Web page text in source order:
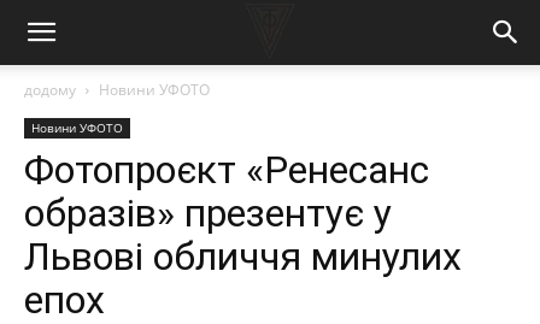
додому Новини УФОТО
Новини УФОТО
Фотопроєкт «Ренесанс
образів» презентує у
Львові обличчя минулих
епох